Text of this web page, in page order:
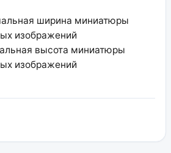
ширина миниатюры
изображений
высота миниатюры
изображений